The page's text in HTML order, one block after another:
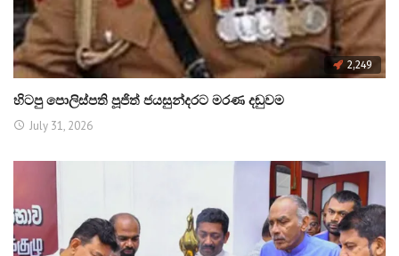
2,249
හිටපු පොලිස්පති පූජිත් ජයසුන්දරට මරණ දඬුවම
July 31, 2026